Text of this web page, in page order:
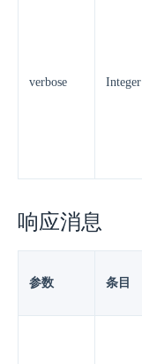
verbose Integer
响应消息
参数 条目